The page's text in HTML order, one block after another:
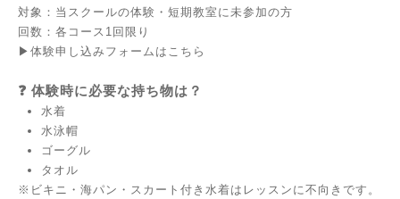
対象：当スクールの体験・短期教室に未参加の方
回数：各コース1回限り
▶︎ 体験申し込みフォームはこちら
❓ 体験時に必要な持ち物は？
水着
水泳帽
ゴーグル
タオル
※ビキニ・海パン・スカート付き水着はレッスンに不向きです。